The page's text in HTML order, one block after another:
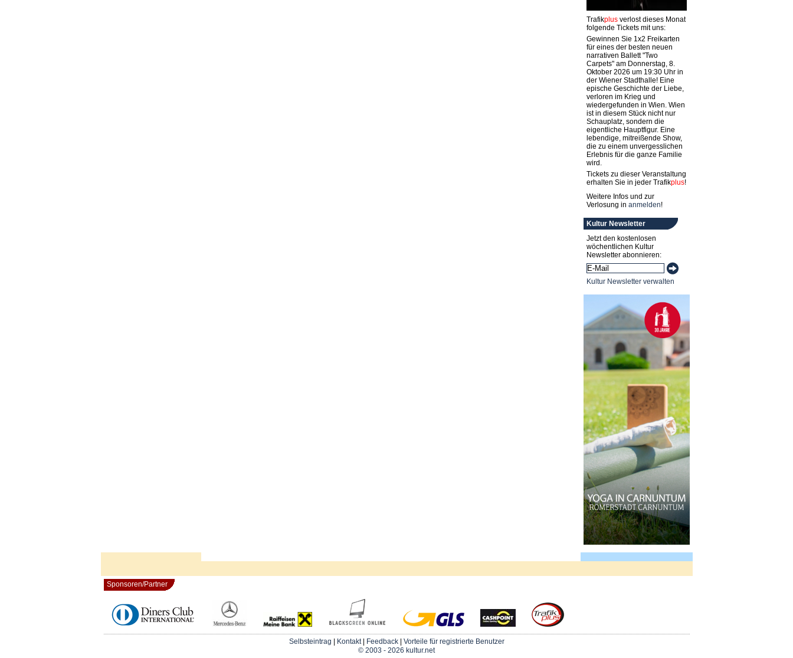
Trafikplusverlost dieses Monat
folgende Tickets mit uns:
Gewinnen Sie 1x2 Freikarten
für eines der besten neuen
narrativen Ballett "Two
Carpets" am Donnerstag, 8.
Oktober 2026 um 19:30 Uhr in
der Wiener Stadthalle! Eine
epische Geschichte der Liebe,
verloren im Krieg und
wiedergefunden in Wien. Wien
ist in diesem Stück nicht nur
Schauplatz, sondern die
eigentliche Hauptfigur. Eine
lebendige, mitreißende Show,
die zu einem unvergesslichen
Erlebnis für die ganze Familie
wird.
Tickets zu dieser Veranstaltung
erhalten Sie in jeder Trafikplus!
Weitere Infos und zur
Verlosung in anmelden!
Kultur Newsletter
Jetzt den kostenlosen
wöchentlichen Kultur
Newsletter abonnieren:
Kultur Newsletter verwalten
Sponsoren/Partner
Selbsteintrag Kontakt| Feedback| Vorteile für registrierte Benutzer
© 2003 - 2026 kultur.net